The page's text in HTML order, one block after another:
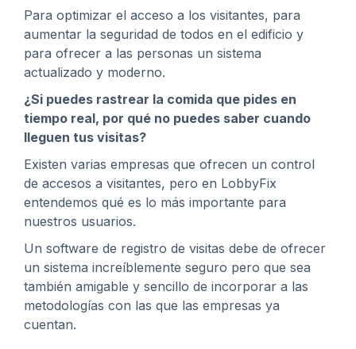
Para optimizar el acceso a los visitantes, para
aumentar la seguridad de todos en el edificio y
para ofrecer a las personas un sistema
actualizado y moderno.
¿Si puedes rastrear la comida que pides en
tiempo real, por qué no puedes saber cuando
lleguen tus visitas?
Existen varias empresas que ofrecen un control
de accesos a visitantes, pero en LobbyFix
entendemos qué es lo más importante para
nuestros usuarios.
Un software de registro de visitas debe de ofrecer
un sistema increíblemente seguro pero que sea
también amigable y sencillo de incorporar a las
metodologías con las que las empresas ya
cuentan.